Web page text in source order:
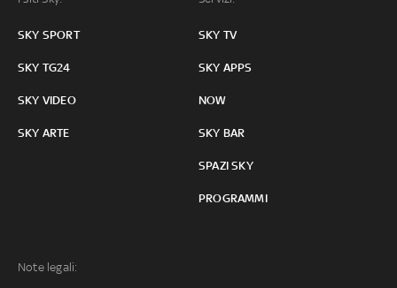
SKY SPORT
SKY TG24
SKY VIDEO
SKY ARTE
SKY TV
SKY APPS
NOW
SKY BAR
SPAZI SKY
PROGRAMMI
Note legali: